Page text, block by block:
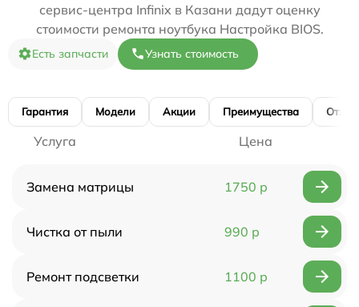
сервис-центра Infinix в Казани дадут оценку
стоимости ремонта ноутбука Настройка BIOS.
Есть запчасти Узнать стоимость
Гарантия Модели Акции Преимущества
Услуга Цена
Замена матрицы 1750 р
Чистка от пыли 990 р
Ремонт подсветки 1100 р